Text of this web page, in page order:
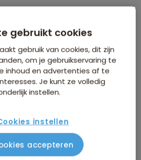
reissom
gebruikt cookies
gebruik van cookies, dit zijn
om je gebruikservaring te
inhoud en advertenties af te
Je kunt ze volledig
instellen.
instellen
accepteren